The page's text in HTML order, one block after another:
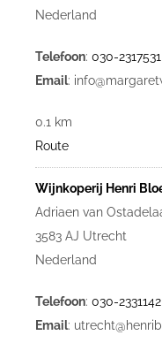
Nederland
Telefoon: 030-2317531
Email:
0.1 km
Route
Wijnkoperij Henri
Adriaen van
3583 AJ Utrecht
Nederland
Telefoon: 030-2331142
Email: